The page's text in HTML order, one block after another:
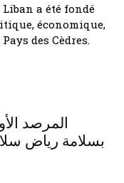
a été fondé
économique,
des Cèdres.
المرصد
بسلامة رياض